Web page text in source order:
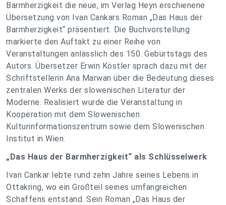
Barmherzigkeit die neue, im Verlag Heyn erschienene
Übersetzung von Ivan Cankars Roman „Das Haus der
Barmherzigkeit“ präsentiert. Die Buchvorstellung
markierte den Auftakt zu einer Reihe von
Veranstaltungen anlässlich des 150. Geburtstags des
Autors. Übersetzer Erwin Köstler sprach dazu mit der
Schriftstellerin Ana Marwan über die Bedeutung dieses
zentralen Werks der slowenischen Literatur der
Moderne. Realisiert wurde die Veranstaltung in
Kooperation mit dem Slowenischen
Kulturinformationszentrum sowie dem Slowenischen
Institut in Wien.
„Das Haus der Barmherzigkeit“ als Schlüsselwerk
Ivan Cankar lebte rund zehn Jahre seines Lebens in
Ottakring, wo ein Großteil seines umfangreichen
Schaffens entstand. Sein Roman „Das Haus der